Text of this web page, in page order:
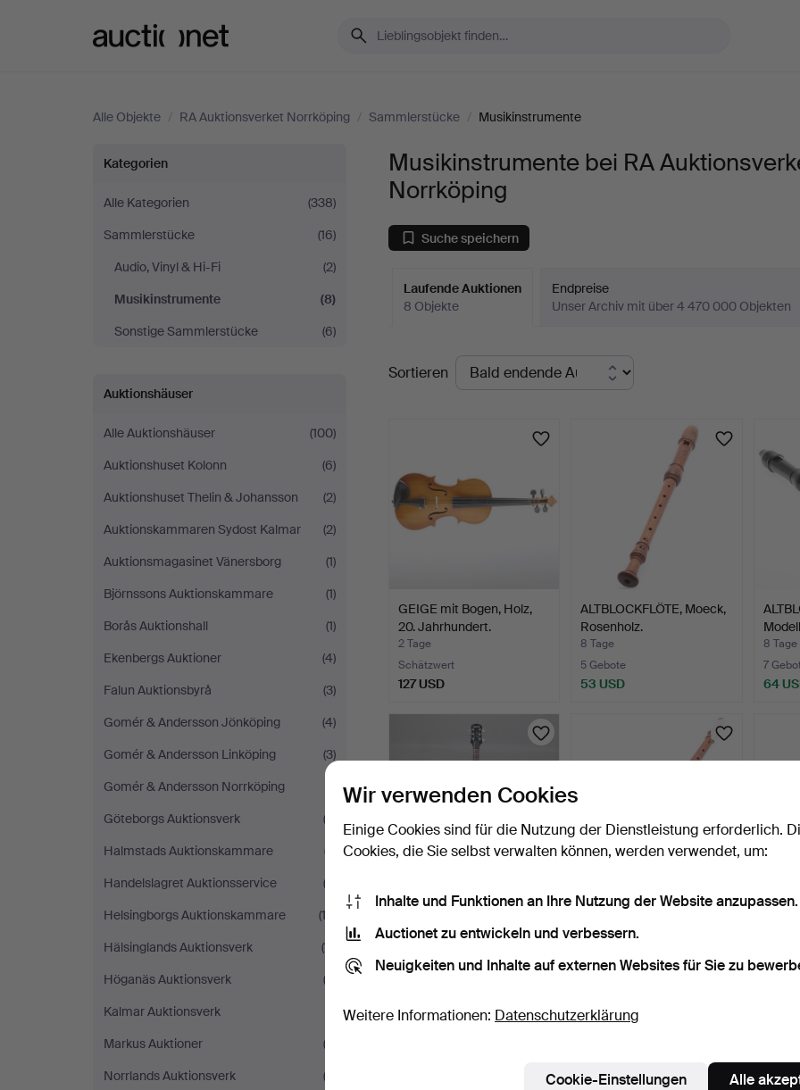
Alle Objekte / RA Auktionsverket Norrköping / Sammlerstücke / Musikinstrumente
Musikinstrumente
bei
RA
Auktionsverket
Norrköping
Kategorien
Alle Kategorien
(338)
Sammlerstücke
(16)
Audio, Vinyl & Hi-Fi
(2)
Musikinstrumente
(8)
Sonstige Sammlerstücke
(6)
Auktionshäuser
Alle Auktionshäuser
(100)
Auktionshuset Kolonn
(6)
Auktionshuset Thelin & Johansson
(2)
Auktionskammaren Sydost Kalmar
(2)
Auktionsmagasinet Vänersborg
(1)
Björnssons Auktionskammare
(1)
Borås Auktionshall
(1)
Ekenbergs Auktioner
(4)
Falun Auktionsbyrå
(3)
Gomér & Andersson Jönköping
(4)
Gomér & Andersson Linköping
(3)
Gomér & Andersson Norrköping
Göteborgs Auktionsverk
(2)
Halmstads Auktionskammare
(7)
Handelslagret Auktionsservice
(3)
Helsingborgs Auktionskammare
(13)
Hälsinglands Auktionsverk
(11)
Höganäs Auktionsverk
(3)
Kalmar Auktionsverk
Markus Auktioner
(3)
Norrlands Auktionsverk
(2)
Musikinstrumente bei RA
Norrköping
Suche speichern
Laufende Auktionen
8 Objekte
Endpreise
Unser Archiv mit über 4 470 000 Objekten
Laufende
Auktionen
Sortieren
GEIGE mit Bogen, Holz,
20. Jahrhundert.
2 Tage
Schätzwert
127 USD
ALTBLOCKFLÖTE, Moeck,
Rosenholz.
8 Tage
5 Gebote
53 USD
8 Tage
7
64
E-GITARRE, Epiphone Les
8 Tage
Schätzwert
TRAVERSFLÖTE,
"gestempelt Un…
8 Tage
1 Gebot
5
Suche speichern
Beendete Auktionen aus unserem Archiv
Wir verwenden Cookies
Einige Cookies sind für die Nutzung der Dienstleistung erforderlich.
Cookies, die Sie selbst verwalten können, werden verwendet, um:
Inhalte und Funktionen an Ihre Nutzung der Website anzupassen.
Auctionet zu entwickeln und verbessern.
Neuigkeiten und Inhalte auf externen Websites für Sie zu
Weitere Informationen: Datenschutzerklärung
Cookie-Einstellungen Alle